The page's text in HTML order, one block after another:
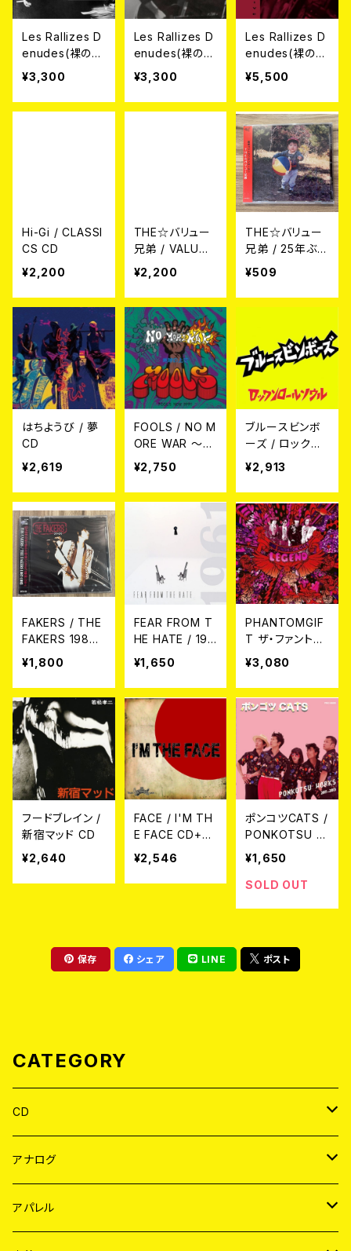
Les Rallizes D
enudes(裸のラ
リーズ) / MIZU
TANI / Les Rall
izes Denudes
¥3,300
Les Rallizes D
enudes(裸のラ
リーズ) / ’67-‘6
9 STUDIO et L
IVE CD
¥3,300
Les Rallizes D
enudes(裸のラ
リーズ) / ’77 LI
¥5,500
Hi-Gi / CLASSI
CS CD
¥2,200
THE☆バリュー
兄弟 / VALUME
I CD
¥2,200
THE☆バリュー
兄弟 / 25年ぶり
優勝 CD
¥509
はちようび / 夢
CD
¥2,619
FOOLS / NO M
ORE WAR ～地
球の上で～ CD
¥2,750
ブルースビンボ
ーズ / ロックン
ロールソウル C
¥2,913
FAKERS / THE
FAKERS 1987-
1992 CD
¥1,800
FEAR FROM T
HE HATE / 196
1 CD
¥1,650
PHANTOMGIF
T ザ・ファントム
ギフト / ファント
ムギフトの奇跡
CD
¥3,080
フードブレイン /
新宿マッド CD
¥2,640
FACE / I'M TH
E FACE CD+D
VD
¥2,546
ポンコツCATS /
PONKOTSU W
ORKS 2011～2
013 CD
¥1,650
SOLD OUT
保存 シェア LINE ポスト
CATEGORY
CD
JAPAN
WORLD
アナログ
JAPAN
アパレル